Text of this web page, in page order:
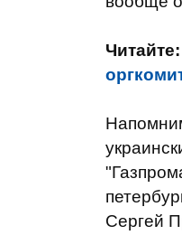
Читайте:
Сергей